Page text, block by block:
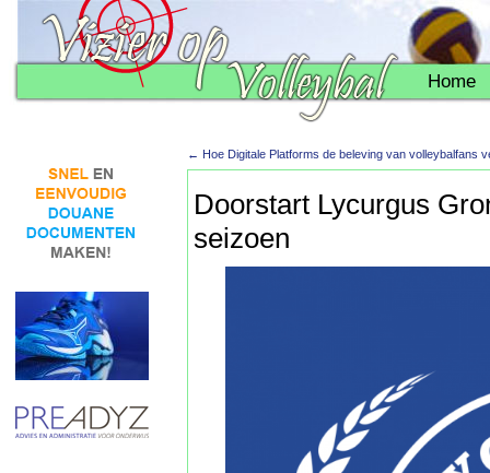
Home
← Hoe Digitale Platforms de beleving van volleybalfans
Doorstart Lycurgus
seizoen